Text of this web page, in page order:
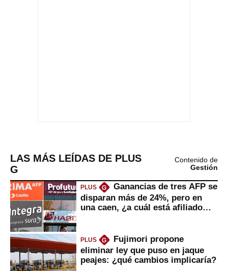
LAS MÁS LEÍDAS DE PLUS
G
Contenido de
Gestión
PLUS G
Ganancias de tres AFP se
disparan más de 24%, pero en
una caen, ¿a cuál está afiliado
PLUS G
Fujimori propone
eliminar ley que puso en jaque
peajes: ¿qué cambios implicaría?